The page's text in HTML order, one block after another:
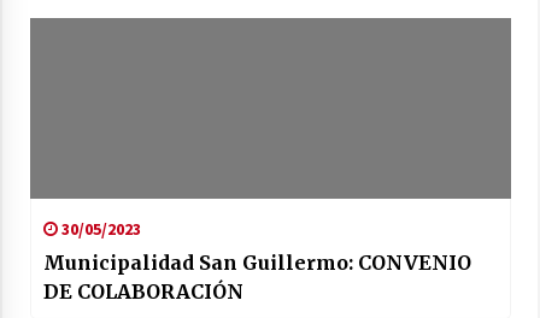
30/05/2023
Municipalidad San Guillermo: CONVENIO
DE COLABORACIÓN